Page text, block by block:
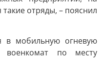
такие отряды, – пояснил
в мобильную огневую
по месту